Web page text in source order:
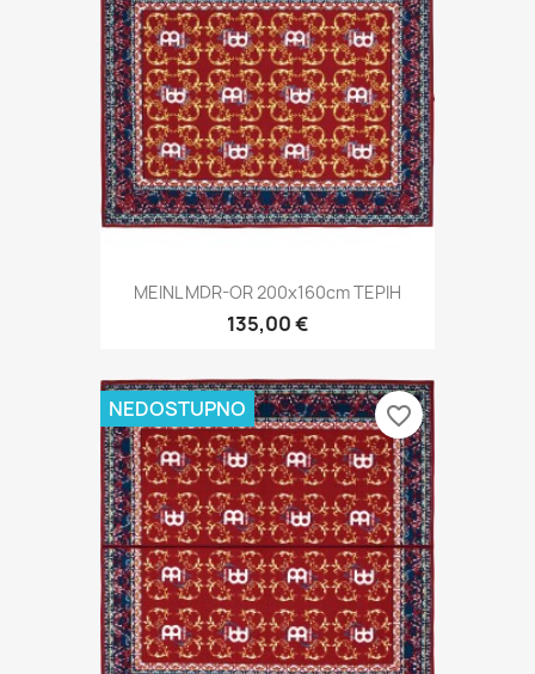
MEINL MDR-OR 200x160cm TEPIH
135,00 €
NEDOSTUPNO favorite_border